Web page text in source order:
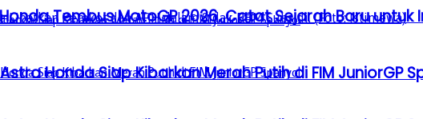
Honda Siap Kibarkan Merah Putih di FIM JuniorGP
Tembus MotoGP 2026, Catat Sejarah Baru untuk